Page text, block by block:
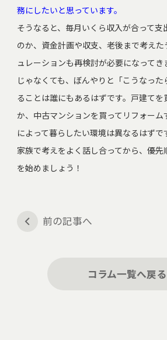
務にしたいと思っています。
そうなると、毎月いくら収入が合って支
のか、資金計画や収支、老後まで考え
ュレーションも再検討が必要になって
じゃなくても、ぼんやりと「こうなっ
ることは誰にもあるはずです。戸建てを
か、中古マンションを買ってリフォーム
によって暮らしたい環境は異なるはずで
家族で考えをよく話し合ってから、優先
を始めましょう！
前の記事へ
コラム一覧へ戻る